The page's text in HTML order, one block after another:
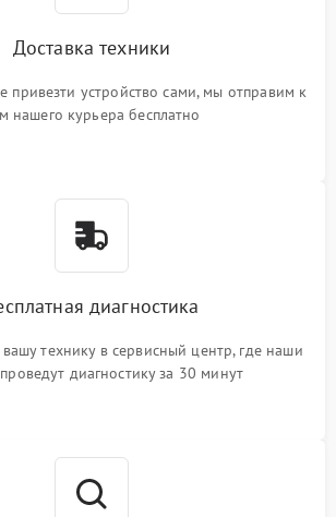
Доставка техники
привезти устройство сами, мы отправим к
нашего курьера бесплатно
диагностика
технику в сервисный центр, где наши
диагностику за 30 минут